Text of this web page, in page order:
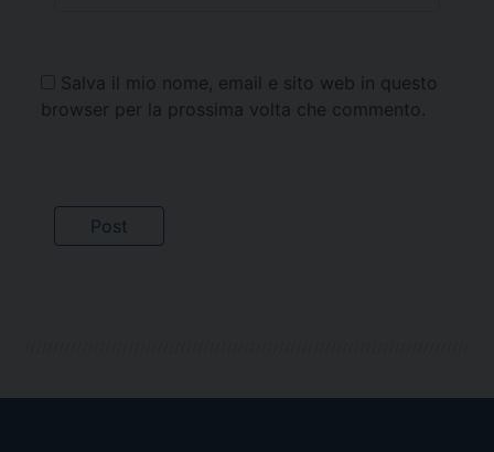
Salva il mio nome, email e sito web in questo
browser per la prossima volta che commento.